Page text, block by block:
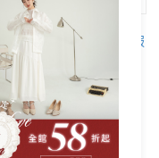
客服
查看全部